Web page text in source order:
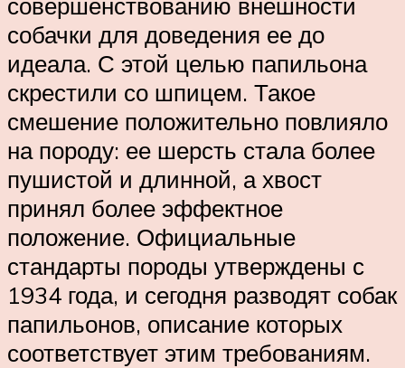
собачки для доведения ее до
идеала. С этой целью папильона
скрестили со шпицем. Такое
смешение положительно повлияло
на породу: ее шерсть стала более
пушистой и длинной, а хвост
принял более эффектное
положение. Официальные
стандарты породы утверждены с
1934 года, и сегодня разводят собак
папильонов, описание которых
соответствует этим требованиям.